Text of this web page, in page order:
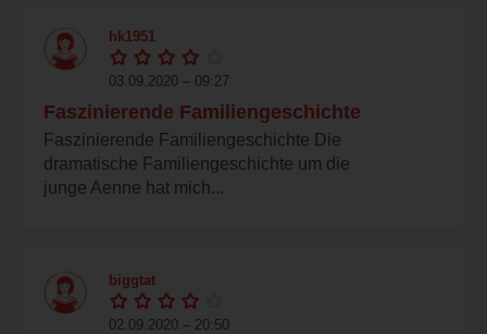
hk1951
03.09.2020 – 09:27
Faszinierende Familiengeschichte
Faszinierende Familiengeschichte Die
dramatische Familiengeschichte um die
junge Aenne hat mich...
biggtat
02.09.2020 – 20:50